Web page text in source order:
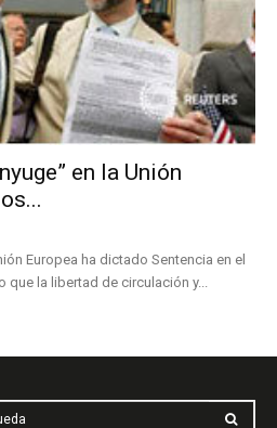
en la Unión
Europea ha dictado Sentencia en el
que la libertad de circulación y...